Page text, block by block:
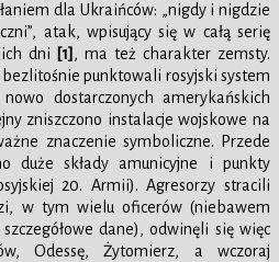
dla Ukraińców: „nigdy i nigdzie
atak, wpisujący się w całą serię
dni [1] , ma też charakter zemsty.
bezlitośnie punktowali rosyjski system
dostarczonych amerykańskich
zniszczono instalacje wojskowe na
znaczenie symboliczne. Przede
duże składy amunicyjne i punkty
20. Armii). Agresorzy stracili
w tym wielu oficerów (niebawem
dane), odwinęli się więc
Odessę, Żytomierz, a wczoraj